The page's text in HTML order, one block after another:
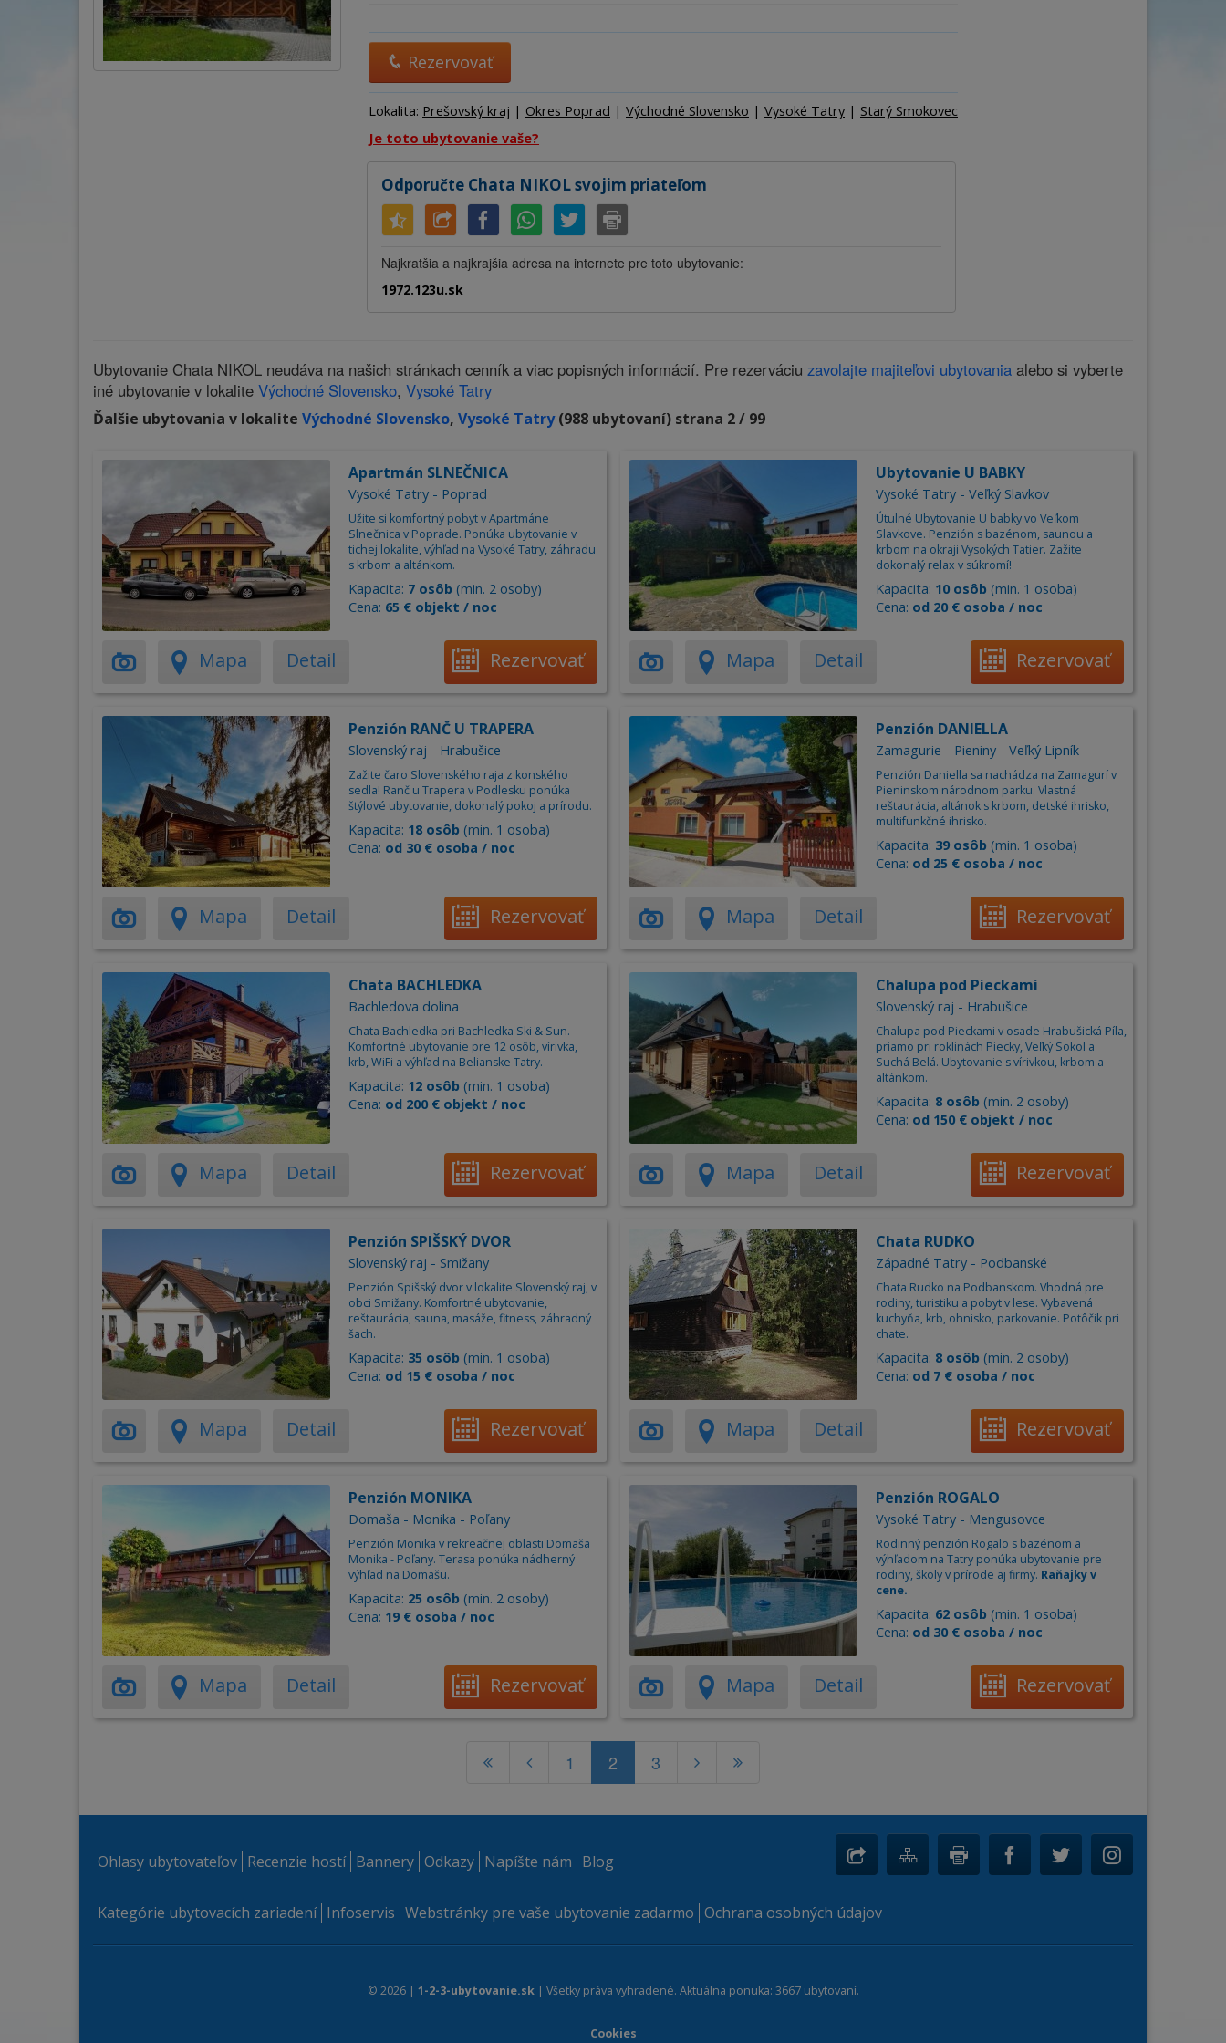
Hotel
Rezervovať
Lokalita: Prešovský kraj | Okres Poprad | Východné Slovensko | Vysoké Tatry | Starý Smokovec
Je toto ubytovanie vaše?
Odporučte Chata NIKOL svojim priateľom
Najkratšia a najkrajšia adresa na internete pre toto ubytovanie:
1972.123u.sk
Ubytovanie Chata NIKOL neudáva na našich stránkach cenník a viac popisných informácií. Pre rezerváciu zavolajte majiteľovi ubytovania alebo si vyberte
iné ubytovanie v lokalite Východné Slovensko, Vysoké Tatry
Ďalšie ubytovania v lokalite Východné Slovensko, Vysoké Tatry(988 ubytovaní) strana 2 / 99
Apartmán SLNEČNICA
Vysoké Tatry - Poprad
Užite si komfortný pobyt v Apartmáne
Slnečnica v Poprade. Ponúka ubytovanie v
tichej lokalite, výhľad na Vysoké Tatry, záhradu
s krbom a altánkom.
Kapacita: 7 osôb (min. 2 osoby)
Cena: 65 € objekt / noc
Mapa Detail Rezervovať
Ubytovanie U BABKY
Vysoké Tatry - Veľký Slavkov
Útulné Ubytovanie U babky vo Veľkom
Slavkove. Penzión s bazénom, saunou a
krbom na okraji Vysokých Tatier. Zažite
dokonalý relax v súkromí!
Kapacita: 10 osôb (min. 1 osoba)
Cena: od 20 € osoba / noc
Mapa Detail Rezervovať
Penzión RANČ U TRAPERA
Slovenský raj - Hrabušice
Zažite čaro Slovenského raja z konského
sedla! Ranč u Trapera v Podlesku ponúka
štýlové ubytovanie, dokonalý pokoj a prírodu.
Kapacita: 18 osôb (min. 1 osoba)
Cena: od 30 € osoba / noc
Mapa Detail Rezervovať
Penzión DANIELLA
Zamagurie - Pieniny - Veľký Lipník
Penzión Daniella sa nachádza na Zamagurí v
Pieninskom národnom parku. Vlastná
reštaurácia, altánok s krbom, detské ihrisko,
multifunkčné ihrisko.
Kapacita: 39 osôb (min. 1 osoba)
Cena: od 25 € osoba / noc
Mapa Detail Rezervovať
Chata BACHLEDKA
Bachledova dolina
Chata Bachledka pri Bachledka Ski & Sun.
Komfortné ubytovanie pre 12 osôb, vírivka,
krb, WiFi a výhľad na Belianske Tatry.
Kapacita: 12 osôb (min. 1 osoba)
Cena: od 200 € objekt / noc
Mapa Detail Rezervovať
Chalupa pod Pieckami
Slovenský raj - Hrabušice
Chalupa pod Pieckami v osade Hrabušická Píla,
priamo pri roklinách Piecky, Veľký Sokol a
Suchá Belá. Ubytovanie s vírivkou, krbom a
altánkom.
Kapacita: 8 osôb (min. 2 osoby)
Cena: od 150 € objekt / noc
Mapa Detail Rezervovať
Penzión SPIŠSKÝ DVOR
Slovenský raj - Smižany
Penzión Spišský dvor v lokalite Slovenský raj, v
obci Smižany. Komfortné ubytovanie,
reštaurácia, sauna, masáže, fitness, záhradný
šach.
Kapacita: 35 osôb (min. 1 osoba)
Cena: od 15 € osoba / noc
Mapa Detail Rezervovať
Chata RUDKO
Západné Tatry - Podbanské
Chata Rudko na Podbanskom. Vhodná pre
rodiny, turistiku a pobyt v lese. Vybavená
kuchyňa, krb, ohnisko, parkovanie. Potôčik pri
chate.
Kapacita: 8 osôb (min. 2 osoby)
Cena: od 7 € osoba / noc
Mapa Detail Rezervovať
Penzión MONIKA
Domaša - Monika - Poľany
Penzión Monika v rekreačnej oblasti Domaša
Monika - Poľany. Terasa ponúka nádherný
výhľad na Domašu.
Kapacita: 25 osôb (min. 2 osoby)
Cena: 19 € osoba / noc
Mapa Detail Rezervovať
Penzión ROGALO
Vysoké Tatry - Mengusovce
Rodinný penzión Rogalo s bazénom a
výhľadom na Tatry ponúka ubytovanie pre
rodiny, školy v prírode aj firmy. Raňajky v
cene.
Kapacita: 62 osôb (min. 1 osoba)
Cena: od 30 € osoba / noc
Mapa Detail Rezervovať
1 2 3
Ohlasy ubytovateľov Recenzie hostí Bannery Odkazy Napíšte nám Blog
Kategórie ubytovacích zariadení Infoservis Webstránky pre vaše ubytovanie zadarmo Ochrana osobných údajov
© 2026 | 1-2-3-ubytovanie.sk| Všetky práva vyhradené. Aktuálna ponuka: 3667 ubytovaní.
Cookies